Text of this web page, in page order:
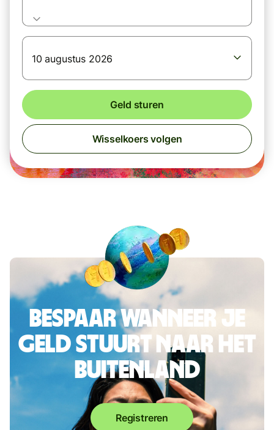
10 augustus 2026
Geld sturen
Wisselkoers volgen
Bespaar wanneer je
geld stuurt naar het
buitenland
Registreren